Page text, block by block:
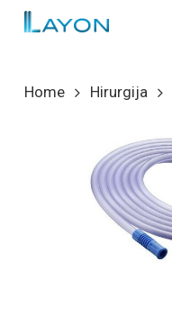
Skip
Home Hirurgija